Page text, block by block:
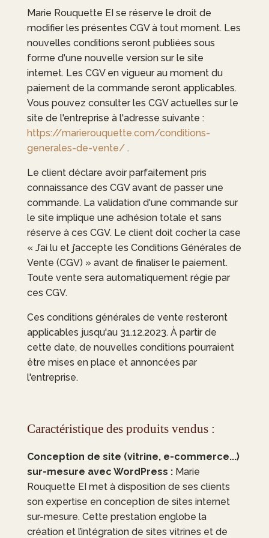
Marie Rouquette EIse réserve le droit de
modifier les présentes CGV à tout moment. Les
nouvelles conditions seront publiées sous
forme d'une nouvelle version sur le site
internet. Les CGV en vigueur au moment du
paiement de la commande seront applicables.
Vous pouvez consulter les CGV actuelles sur le
site de l'entreprise à l'adresse suivante :
https://marierouquette.com/conditions-
generales-de-vente/.
Le client déclare avoir parfaitement pris
connaissance des CGV avant de passer une
commande. La validation d'une commande sur
le site implique une adhésion totale et sans
réserve à ces CGV. Le client doit cocher la case
« J’ai lu et j’accepte les Conditions Générales de
Vente (CGV) » avant de finaliser le paiement.
Toute vente sera automatiquement régie par
ces CGV.
Ces conditions générales de vente resteront
applicables jusqu'au 31.12.2023. À partir de
cette date, de nouvelles conditions pourraient
être mises en place et annoncées par
l'entreprise.
Caractéristique des produits vendus :
Conception de site (vitrine, e-commerce...)
sur-mesure avec WordPress : Marie
Rouquette EImet à disposition de ses clients
son expertise en conception de sites internet
sur-mesure. Cette prestation englobe la
création et l’intégration de sites vitrines et de